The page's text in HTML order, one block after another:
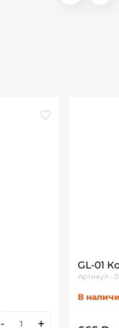
- +
GL-01
Артикул :
В